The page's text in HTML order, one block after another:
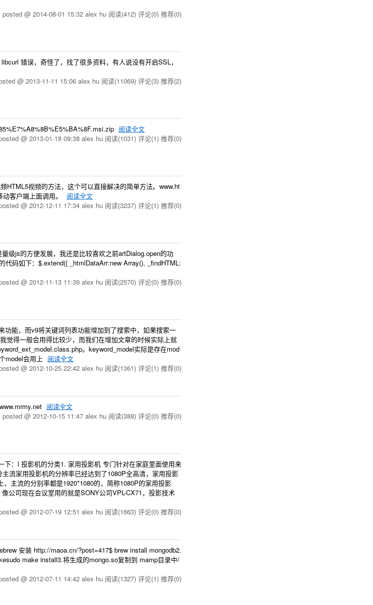
posted @ 2014-08-01 15:32 alex hu 阅读(412) 评论(0) 推荐(0)
错误，奇怪了，找了很多资料，有人说没有开启SSL，
@ 2013-11-11 15:06 alex hu 阅读(11069) 评论(3) 推荐(2)
阅读全文
@ 2013-01-18 09:38 alex hu 阅读(1031) 评论(1) 推荐(0)
HTML5视频的方法，这个可以直接解决的简单方法。www.ht
客户端上面调用。
阅读全文
@ 2012-12-11 17:34 alex hu 阅读(3237) 评论(1) 推荐(0)
级js的方便发展，我还是比较喜欢之前artDialog.open的功
码如下：$.extend({ _htmlDataArr:new Array(), _findHTML:
@ 2012-11-13 11:39 alex hu 阅读(2570) 评论(0) 推荐(0)
能，而v9将关键词列表功能增加到了搜索中，如果搜索一
觉得一般会用得比较少，而我们在增加文章的时候实际上就
。keyword_model实际是存在mod
model会用上 阅读全文
@ 2012-10-25 22:42 alex hu 阅读(1361) 评论(1) 推荐(0)
阅读全文
posted @ 2012-10-15 11:47 alex hu 阅读(388) 评论(0) 推荐(0)
：l 投影机的分类1. 家用投影机 专门针对在家庭里面使用来
流家用投影机的分辨率已经达到了1080P全高清，家用投影
主流的分别率都是1920*1080的，简称1080P的家用投影
公司现在会议室用的就是SONY公司VPL-CX71，投影技术
@ 2012-07-19 12:51 alex hu 阅读(1663) 评论(0) 推荐(0)
安装 http://maoa.cn/?post=417$ brew install mongodb2.
make install3.将生成的mongo.so复制到 mamp目录中/
@ 2012-07-11 14:42 alex hu 阅读(1327) 评论(1) 推荐(0)